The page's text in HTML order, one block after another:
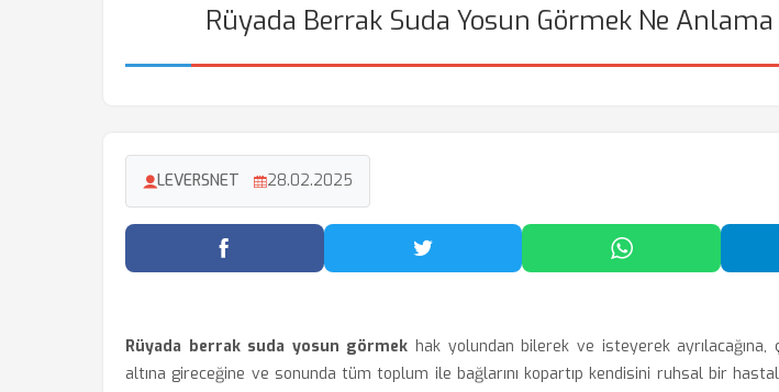
Rüyada Berrak Suda Yosun Görmek Ne Anlama
LEVERSNET 28.02.2025
Facebook'ta Paylaş Twitter'da Paylaş WhatsApp'ta
Rüyada berrak suda yosun görmek hak yolundan bilerek ve isteyerek ayrılacağına,
altına gireceğine ve sonunda tüm toplum ile bağlarını kopartıp kendisini ruhsal bir